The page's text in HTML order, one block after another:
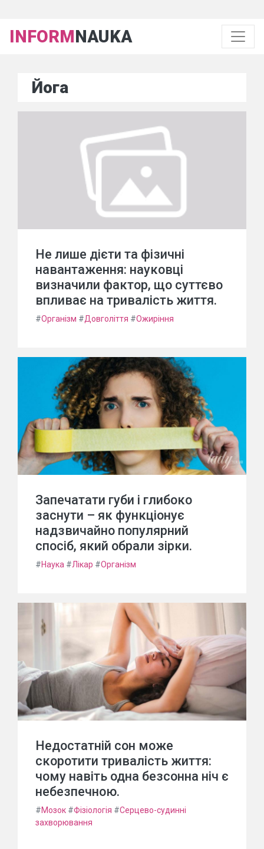
INFORMNAUKA
Йога
Не лише дієти та фізичні
навантаження: науковці
визначили фактор, що суттєво
впливає на тривалість життя.
#Організм #Довголіття #Ожиріння
Запечатати губи і глибоко
заснути – як функціонує
надзвичайно популярний
спосіб, який обрали зірки.
#Наука #Лікар #Організм
Недостатній сон може
скоротити тривалість життя:
чому навіть одна безсонна ніч є
небезпечною.
#Мозок #Фізіологія #Серцево-судинні
захворювання